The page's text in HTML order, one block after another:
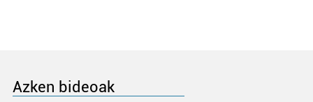
Azken bideoak